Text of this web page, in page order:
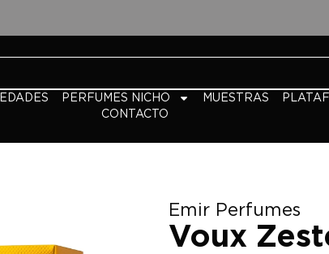
PERFUMES NICHO MUESTRAS
CONTACTO
Emir Perfumes
Voux